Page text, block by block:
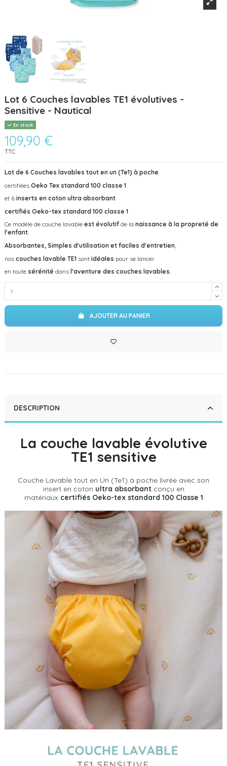
Lot 6 Couches lavables TE1 évolutives -
Sensitive - Nautical
En stock
109,90 €
TTC
Lot de 6 Couches lavables tout en un (Te1) à poche
certifiées Oeko Tex standard 100 classe 1
et 6 inserts en coton ultra absorbant
certifiés Oeko-tex standard 100 classe 1
Ce modèle de couche lavable est évolutif de la naissance à la propreté de
l'enfant.
Absorbantes, Simples d'utilisation et faciles d'entretien
nos couches lavable TE1 sont idéales pour se lancer
en toute sérénité dans l'aventure des couches lavables.
AJOUTER AU PANIER
DESCRIPTION
La couche lavable évolutive
TE1 sensitive
Couche Lavable tout en Un (Te1) à poche livrée avec son
insert en coton ultra absorbant conçu en
matériauxcertifiés Oeko-tex standard 100 Classe 1